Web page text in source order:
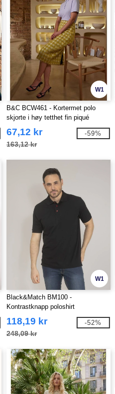
W1
B&C BCW461 - Kortermet polo
skjorte i høy tetthet fin piqué
67,12 kr
163,12 kr
-59%
W1
Black&Match BM100 -
Kontrastknapp poloshirt
118,19 kr
248,09 kr
-52%